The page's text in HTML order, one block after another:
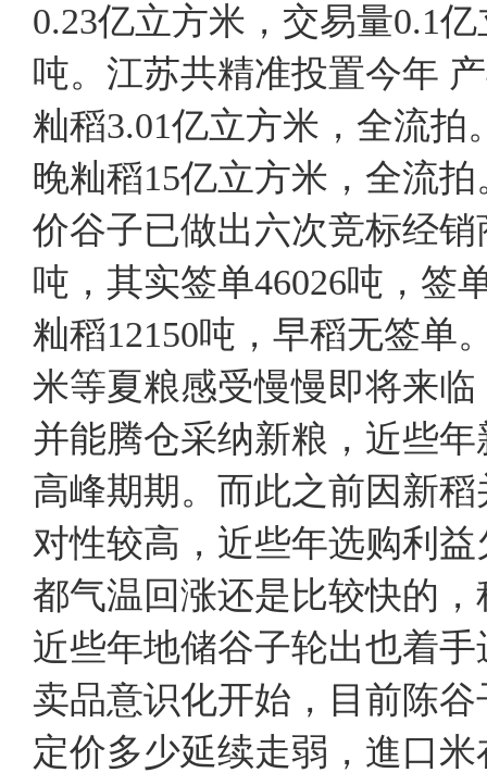
0.23亿立方米，交易量0.1
吨。江苏共精准投置今年
籼稻3.01亿立方米，全流
晚籼稻15亿立方米，全
价谷子已做出六次竞标经
吨，其实签单46026吨，签
籼稻12150吨，早稻无
米等夏粮感受慢慢即将来
并能腾仓采纳新粮，近些
高峰期期。而此之前因新
对性较高，近些年选购利
都气温回涨还是比较快的
近些年地储谷子轮出也着
卖品意识化开始，目前陈
定价多少延续走弱，進口